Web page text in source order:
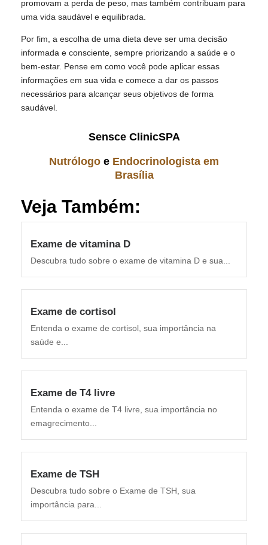
promovam a perda de peso, mas também contribuam para
uma vida saudável e equilibrada.
Por fim, a escolha de uma dieta deve ser uma decisão
informada e consciente, sempre priorizando a saúde e o
bem-estar. Pense em como você pode aplicar essas
informações em sua vida e comece a dar os passos
necessários para alcançar seus objetivos de forma
saudável.
Sensce ClinicSPA
Nutrólogo e Endocrinologista em
Brasília
Veja Também:
Exame de vitamina D
Descubra tudo sobre o exame de vitamina D e sua...
Exame de cortisol
Entenda o exame de cortisol, sua importância na
saúde e...
Exame de T4 livre
Entenda o exame de T4 livre, sua importância no
emagrecimento...
Exame de TSH
Descubra tudo sobre o Exame de TSH, sua
importância para...